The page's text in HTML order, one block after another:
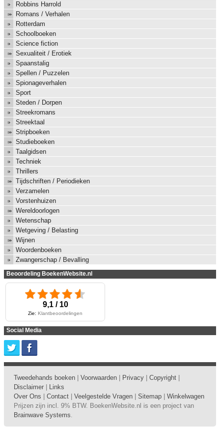
Robbins Harrold
Romans / Verhalen
Rotterdam
Schoolboeken
Science fiction
Sexualiteit / Erotiek
Spaanstalig
Spellen / Puzzelen
Spionageverhalen
Sport
Steden / Dorpen
Streekromans
Streektaal
Stripboeken
Studieboeken
Taalgidsen
Techniek
Thrillers
Tijdschriften / Periodieken
Verzamelen
Vorstenhuizen
Wereldoorlogen
Wetenschap
Wetgeving / Belasting
Wijnen
Woordenboeken
Zwangerschap / Bevalling
Beoordeling BoekenWebsite.nl
9,1 / 10
Zie: Klantbeoordelingen
Social Media
Tweedehands boeken Voorwaarden Privacy Copyright
Disclaimer
Links
Over Ons
Contact Veelgestelde Vragen Sitemap
Winkelwagen
Prijzen zijn incl. 9% BTW. BoekenWebsite.nl is een project van
Brainwave Systems.